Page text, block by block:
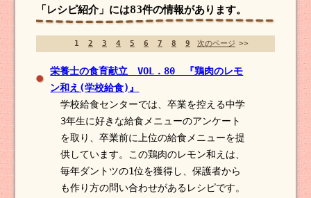
「レシピ紹介」には83件の情報があります。
1 2 3 4 5 6 7 8 9 次のページ >>
栄養士の食育献立 VOL．80 『鶏肉のレモ
ン和え(学校給食)』
学校給食センターでは、卒業を控える中学
3年生に好きな給食メニューのアンケート
を取り、卒業前に上位の給食メニューを提
供しています。この鶏肉のレモン和えは、
毎年ダントツの1位を獲得し、保護者から
も作り方の問い合わせがあるレシピです。